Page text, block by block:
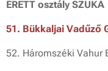
ÉRETT osztály SZUKA
51. Bükkaljai Vadűző
52. Háromszéki Vahur